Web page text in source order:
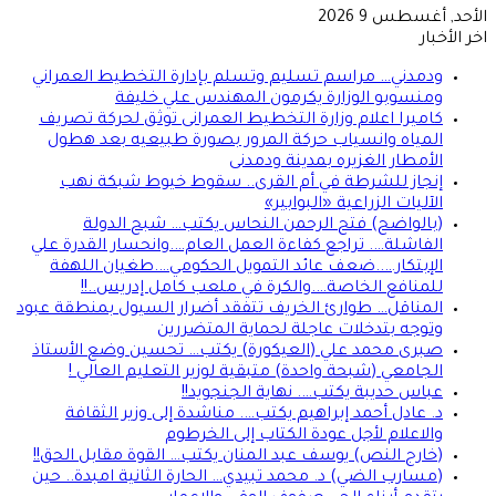
الأحد, أغسطس 9 2026
اخر الأخبار
ودمدني… مراسم تسليم وتسلم بإدارة التخطيط العمراني
ومنسوبو الوزارة يكرمون المهندس علي خليفة
كاميرا اعلام وزارة التخطيط العمرانى توثق لحركة تصريف
المياه وانسياب حركة المرور بصورة طبيعيه بعد هطول
الأمطار الغزيره بمدينة ودمدنى
إنجاز للشرطة في أم القرى.. سقوط خيوط شبكة نهب
الآليات الزراعية «البوابير»
(بالواضح) فتح الرحمن النحاس يكتب… شبح الدولة
الفاشلة…. تراجع كفاءة العمل العام….وانحسار القدرة علي
الإبتكار…..ضعف عائد التمويل الحكومي….طغيان اللهفة
للمنافع الخاصة….والكرة في ملعب كامل إدريس..!!
المناقل… طوارئ الخريف تتفقد أضرار السيول بمنطقة عبود
وتوجه بتدخلات عاجلة لحماية المتضررين
صبرى محمد علي (العيكورة) يكتب… تحسين وضع الأستاذ
الجامعي (شبحة واحدة) متبقية لوزير التعليم العالي !
عباس حديبة يكتب…. نهاية الجنجويد!!
د. عادل أحمد إبراهيم يكتب…. مناشدة إلى وزير الثقافة
والاعلام لأجل عودة الكتاب إلى الخرطوم
(خارج النص) يوسف عبد المنان يكتب… القوة مقابل الحق!!
(مسارب الضي) د. محمد تبيدي… الحارة الثانية امبدة.. حين